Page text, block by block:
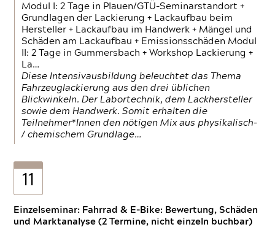
Modul I: 2 Tage in Plauen/GTÜ-Seminarstandort +
Grundlagen der Lackierung + Lackaufbau beim
Hersteller + Lackaufbau im Handwerk + Mängel und
Schäden am Lackaufbau + Emissionsschäden Modul
II: 2 Tage in Gummersbach + Workshop Lackierung +
La…
Diese Intensivausbildung beleuchtet das Thema
Fahrzeuglackierung aus den drei üblichen
Blickwinkeln. Der Labortechnik, dem Lackhersteller
sowie dem Handwerk. Somit erhalten die
Teilnehmer*Innen den nötigen Mix aus physikalisch-
/ chemischem Grundlage…
11
Einzelseminar: Fahrrad & E-Bike: Bewertung, Schäden
und Marktanalyse (2 Termine, nicht einzeln buchbar)